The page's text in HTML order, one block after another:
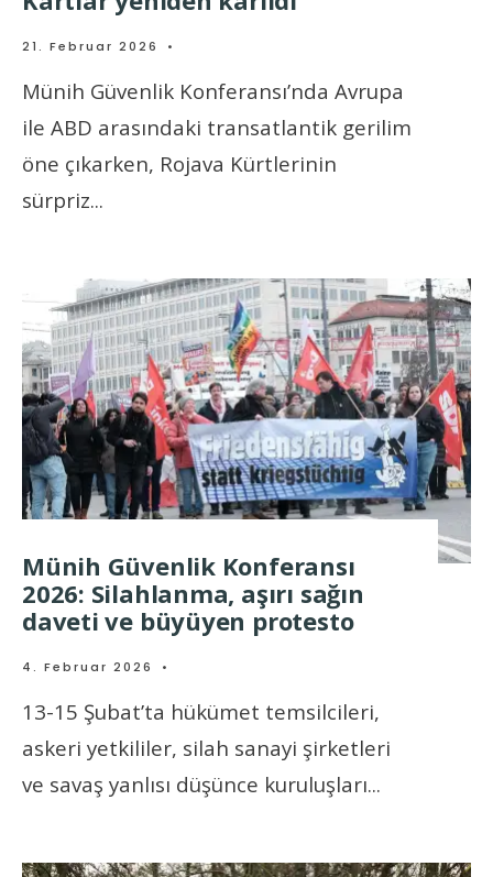
21. Februar 2026 •
Münih Güvenlik Konferansı’nda Avrupa
ile ABD arasındaki transatlantik gerilim
öne çıkarken, Rojava Kürtlerinin
sürpriz...
Münih Güvenlik Konferansı
2026: Silahlanma, aşırı sağın
daveti ve büyüyen protesto
4. Februar 2026 •
13-15 Şubat’ta hükümet temsilcileri,
askeri yetkililer, silah sanayi şirketleri
ve savaş yanlısı düşünce kuruluşları...